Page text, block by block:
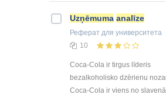
Uzņēmuma analīze
Реферат для университета
10
Coca-Cola ir tirgus līderis
bezalkoholisko dzērienu
Coca-Cola ir viens no